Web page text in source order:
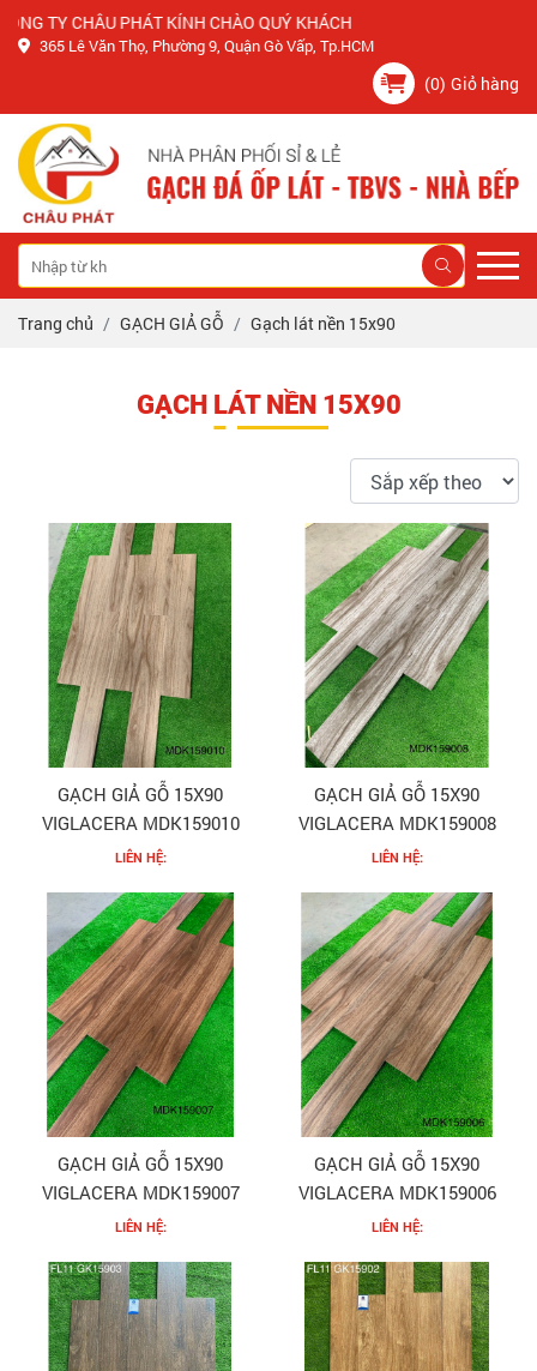
TY CHÂU PHÁT KÍNH CHÀO QUÝ KHÁCH
365 Lê Văn Thọ, Phường 9, Quận Gò Vấp, Tp.HCM
(0) Giỏ hàng
Trang chủ GẠCH GIẢ GỖ Gạch lát nền 15x90
GẠCH LÁT NỀN 15X90
GẠCH GIẢ GỖ 15X90
VIGLACERA MDK159010
LIÊN HỆ:
GẠCH GIẢ GỖ 15X90
VIGLACERA MDK159008
LIÊN HỆ:
GẠCH GIẢ GỖ 15X90
VIGLACERA MDK159007
LIÊN HỆ:
GẠCH GIẢ GỖ 15X90
VIGLACERA MDK159006
LIÊN HỆ: